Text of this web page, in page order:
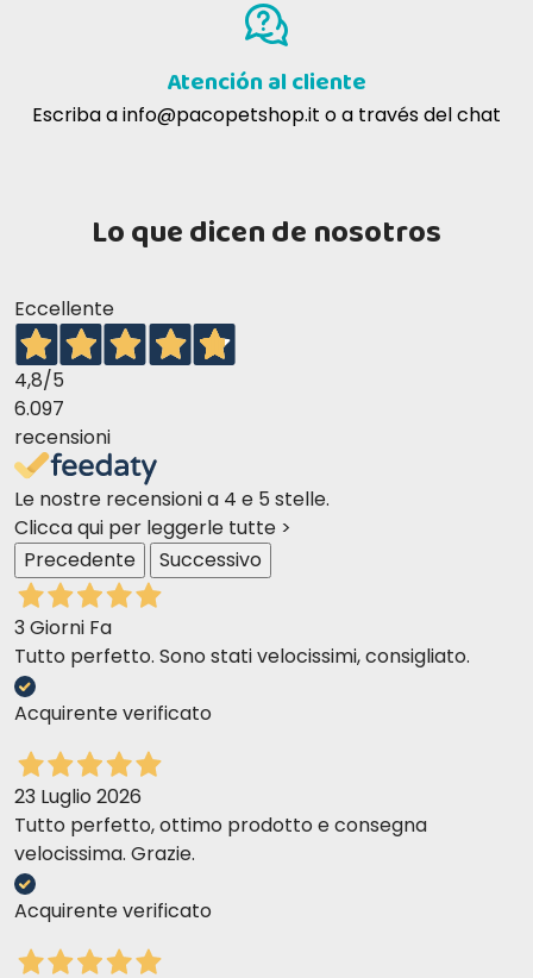
Atención al cliente
Escriba ainfo@pacopetshop.it o a través del chat
Lo que dicen de nosotros
Eccellente
4,8/5
6.097
recensioni
Le nostre recensioni a 4 e 5 stelle.
Clicca qui per leggerle tutte >
Precedente
Successivo
3 Giorni Fa
Tutto perfetto. Sono stati velocissimi, consigliato.
Acquirente verificato
23 Luglio 2026
Tutto perfetto, ottimo prodotto e consegna
velocissima. Grazie.
Acquirente verificato